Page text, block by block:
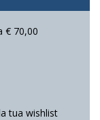
€ 70,00
tua wishlist